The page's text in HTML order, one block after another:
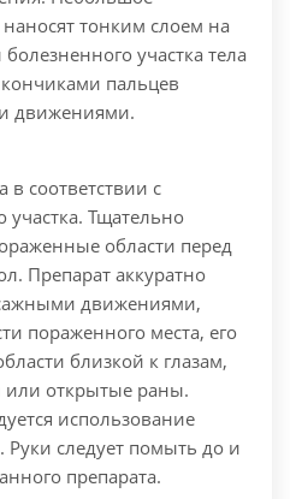
наносят тонким слоем на
участка тела
кончиками пальцев
движениями.
соответствии с
Тщательно
области перед
Препарат аккуратно
движениями,
пораженного места, его
близкой к глазам,
или открытые раны.
использование
Руки следует помыть до и
препарата.